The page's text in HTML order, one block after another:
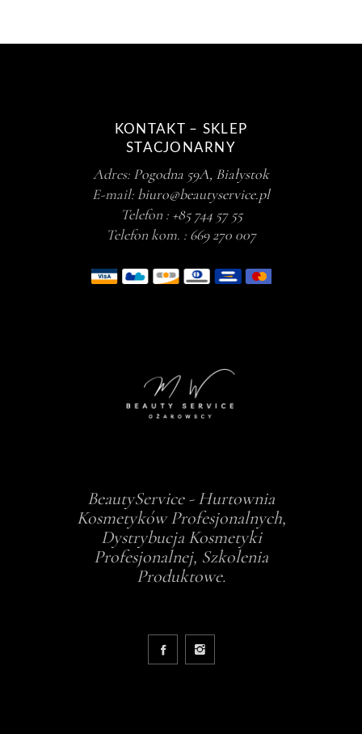
KONTAKT – SKLEP
STACJONARNY
Adres: Pogodna 59A, Białystok
E-mail: biuro@beautyservice.pl
Telefon : +85 744 57 55
Telefon kom. : 669 270 007
BeautyService - Hurtownia
Kosmetyków Profesjonalnych,
Dystrybucja Kosmetyki
Profesjonalnej, Szkolenia
Produktowe.